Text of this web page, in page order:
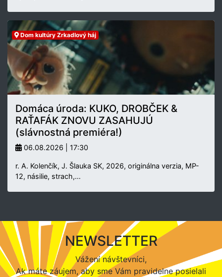
Dom kultúry Zrkadlový háj
Domáca úroda: KUKO, DROBČEK &
RAŤAFÁK ZNOVU ZASAHUJÚ
(slávnostná premiéra!)
06.08.2026 | 17:30
r. A. Kolenčík, J. Šlauka SK, 2026, originálna verzia, MP-
12, násilie, strach,…
NEWSLETTER
Vážení návštevníci,
Ak máte záujem, aby sme Vám pravidelne posielali